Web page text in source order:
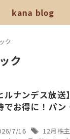
kana blog
ク
ク
ルナンデス放
でお得に！パン
7/16 12月株